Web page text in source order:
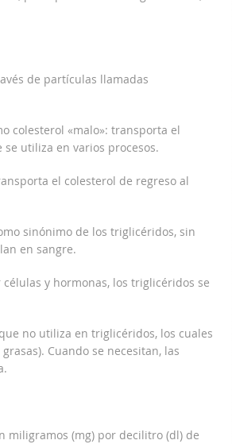
de partículas llamadas
colesterol «malo»: transporta el
utiliza en varios procesos.
el colesterol de regreso al
sinónimo de los triglicéridos, sin
en sangre.
y hormonas, los triglicéridos se
no utiliza en triglicéridos, los cuales
Cuando se necesitan, las
miligramos (mg) por decilitro (dl) de